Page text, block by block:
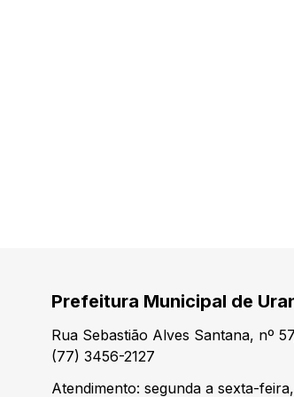
Prefeitura Municipal de
Rua Sebastião Alves Santana, nº
(77) 3456-2127
Atendimento: segunda a sexta-